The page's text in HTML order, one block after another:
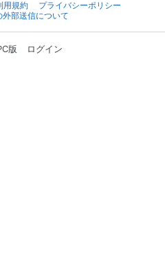
用規約
プライバシーポリシー
部送信について
版 ログイン